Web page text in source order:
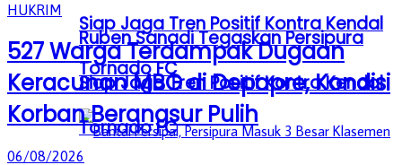
Siap Jaga Tren Positif Kontra Kendal
Tornado FC
Ruben Sanadi Tegaskan Persipura
Siap Jaga Tren Positif Kontra Kendal
Tornado FC
HUKRIM
527 Warga Terdampak Dugaan
Keracunan MBG di Depapre, Kondisi
Korban Berangsur Pulih
06/08/2026